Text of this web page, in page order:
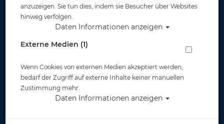
Aqualung PRO HD Damen - Tarierjacket
Artikelnr.: lung-BC16401master
anzuzeigen. Sie tun dies, indem sie Besucher über Websites
hinweg verfolgen.
Daten Informationen anzeigen
Externe Medien (1)
Wenn Cookies von externen Medien akzeptiert werden,
bedarf der Zugriff auf externe Inhalte keiner manuellen
Zustimmung mehr.
Daten Informationen anzeigen